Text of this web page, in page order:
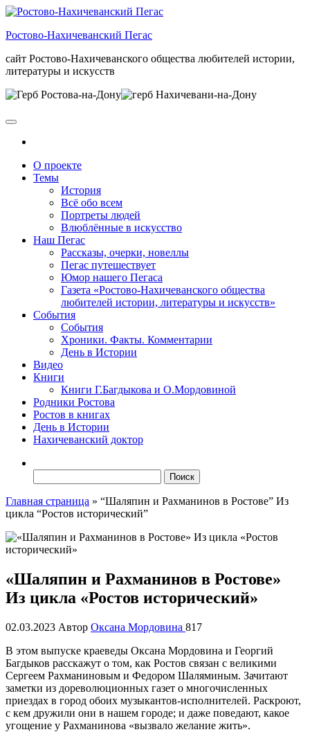
Skip
the
Ростово-Нахичеванский Пегас
сайт Ростово-Нахичеванского общества любителей истории,
литературы и искусств
О проекте
Темы
История
Всё обо всем
Портреты людей
Влюблённые в искусство
Наш Пегас
Рассказы, очерки, новеллы
Пегас путешествует
Юмор нашего Пегаса
Газета «Ростово-Нахичеванского общества
любителей истории, литературы и искусств»
События
События
Хроники. Факты. Комментарии
День в Истории
Видео
Книги
Книги Г.Багдыкова и О.Мордовиной
Родники Ростова
Ростов в книгах
День в Истории
Нахичеванский доктор
Главная страница » “Шаляпин и Рахманинов в Ростове” Из
цикла “Ростов исторический”
«Шаляпин и Рахманинов в Ростове»
Из цикла «Ростов исторический»
02.03.2023 Автор Оксана Мордовина 817
В этом выпуске краеведы Оксана Мордовина и Георгий
Багдыков расскажут о том, как Ростов связан с великими
Сергеем Рахманиновым и Федором Шаляминым. Зачитают
заметки из дореволюционных газет о многочисленных
приездах в город обоих музыкантов-исполнителей. Раскроют,
с кем дружили они в нашем городе; и даже поведают, какое
угощение у Рахманинова «вызвало желание жить».